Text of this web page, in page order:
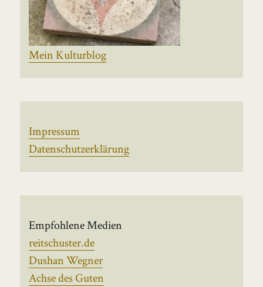
Mein Kulturblog
Impressum
Datenschutzerklärung
Empfohlene Medien
reitschuster.de
Dushan Wegner
Achse des Guten